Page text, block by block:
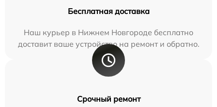
Бесплатная доставка
Наш курьер в Нижнем Новгороде бесплатно
доставит ваше устройство на ремонт и обратно.
Срочный ремонт